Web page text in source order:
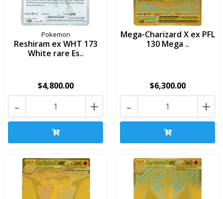
Pokemon
Reshiram ex WHT 173
White rare Es..
$4,800.00
+
-
Mega-Charizard X ex PFL
130 Mega ..
$6,300.00
+
-